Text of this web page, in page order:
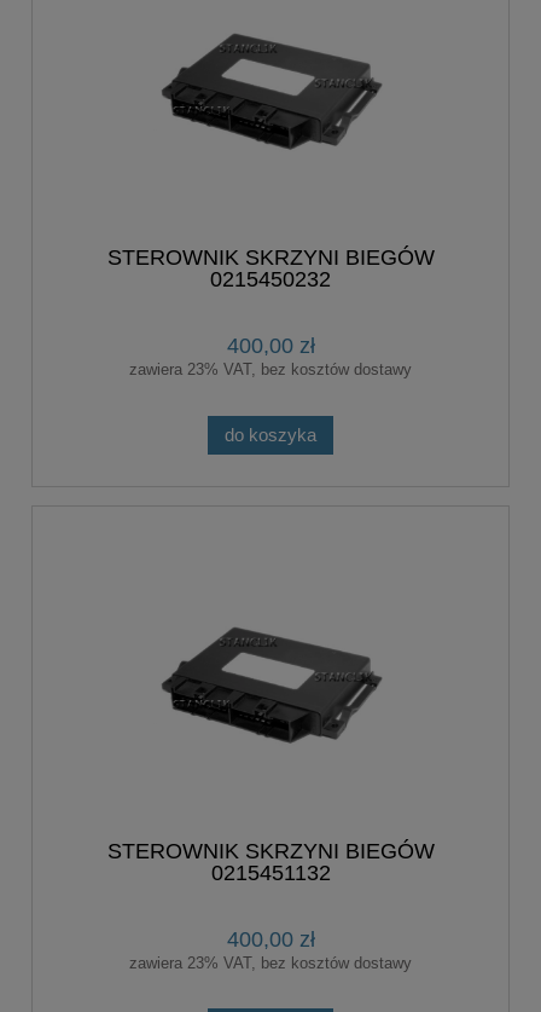
STEROWNIK SKRZYNI BIEGÓW
0215450232
400,00 zł
zawiera 23% VAT, bez kosztów dostawy
do koszyka
STEROWNIK SKRZYNI BIEGÓW
0215451132
400,00 zł
zawiera 23% VAT, bez kosztów dostawy